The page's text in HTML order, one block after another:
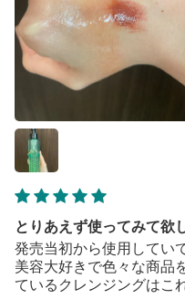
とりあえず使ってみて欲
発売当初から使用してい
美容大好きで色々な商品
ているクレンジングはこ